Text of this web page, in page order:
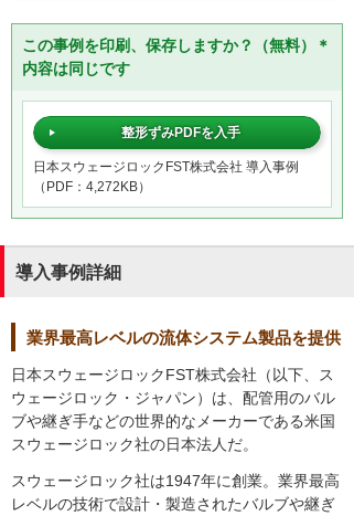
この事例を印刷、保存しますか？（無料）＊
内容は同じです
整形ずみPDFを入手
日本スウェージロックFST株式会社 導入事例
（PDF：4,272KB）
導入事例詳細
業界最高レベルの流体システム製品を提供
日本スウェージロックFST株式会社（以下、ス
ウェージロック・ジャパン）は、配管用のバル
ブや継ぎ手などの世界的なメーカーである米国
スウェージロック社の日本法人だ。
スウェージロック社は1947年に創業。業界最高
レベルの技術で設計・製造されたバルブや継ぎ